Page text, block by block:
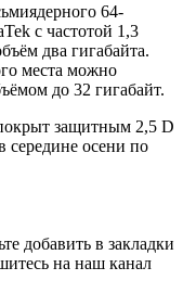
64-
с частотой 1,3
два гигабайта.
места можно
до 32 гигабайт.
защитным 2,5 D
середине осени по
добавить в закладки
на наш канал